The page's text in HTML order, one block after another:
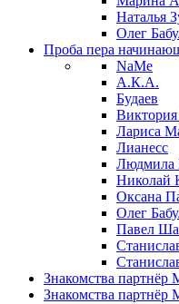
Наталья
Олег
Проба пера
NaMe
А.К.А.
Будаев
Лариса
Лианесс
Людмила
Николай
Оксана
Олег
Павел
Знакомства партнёр
Знакомства партнёр